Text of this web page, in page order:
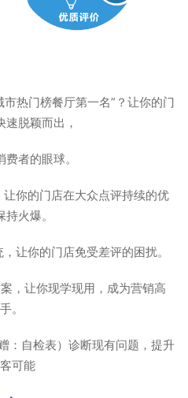
热门榜餐厅第一名”？让你的门
速脱颖而出，
者的眼球。
你的门店在大众点评持续的优
持火爆。
让你的门店免受差评的困扰。
，让你现学现用，成为营销高
手。
：自检表）诊断现有问题，提升
可能